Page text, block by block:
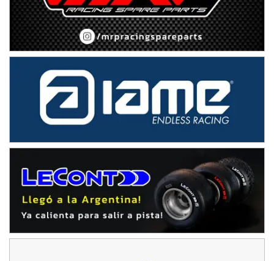
NORESTE SANTAFESINO - F6
Ciudad de Avellaneda (Asfalto)
Avellaneda (Santa Fe)
José Samuel Sánchez (Tierra)
Rufino (Santa Fe)
TUCUMANO - F5
Juan Navarro (Asfalto)